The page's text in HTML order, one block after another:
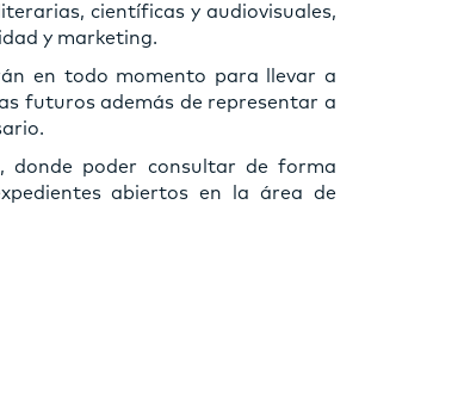
científicas y audiovisuales,
y marketing.
en todo momento para llevar a
futuros además de representar a
donde poder consultar de forma
abiertos en la área de